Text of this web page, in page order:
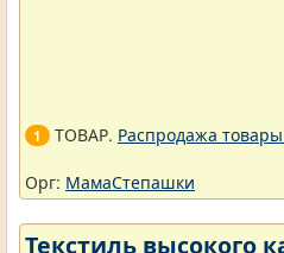
1 ТОВАР. Распродажа
Орг: МамаСтепашки
Текстиль высокого